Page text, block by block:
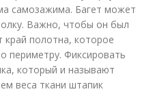
самозажима. Багет может
Важно, чтобы он был
край полотна, которое
периметру. Фиксировать
который и называют
веса ткани штапик